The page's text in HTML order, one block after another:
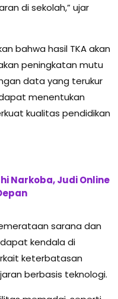
di sekolah,” ujar
bahwa hasil TKA akan
peningkatan mutu
data yang terukur
menentukan
kualitas pendidikan
Narkoba, Judi Online
sarana dan
kendala di
keterbatasan
berbasis teknologi.